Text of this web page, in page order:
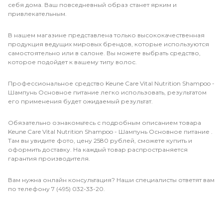
себя дома. Ваш повседневный образ станет ярким и
привлекательным.
В нашем магазине представлена только высококачественная
продукция ведущих мировых брендов, которые используются
самостоятельно или в салоне. Вы можете выбрать средство,
которое подойдет к вашему типу волос.
Профессиональное средство Keune Care Vital Nutrition Shampoo -
Шампунь Основное питание легко использовать, результатом
его применения будет ожидаемый результат.
Обязательно ознакомьтесь с подробным описанием товара
Keune Care Vital Nutrition Shampoo - Шампунь Основное питание .
Там вы увидите фото, цену 2580 рублей, сможете купить и
оформить доставку. На каждый товар распространяется
гарантия производителя.
Вам нужна онлайн консультация? Наши специалисты ответят вам
по телефону 7 (495) 032-33-20.